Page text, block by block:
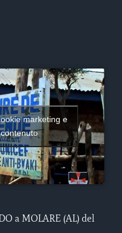
marketing e
a MOLARE (AL) del